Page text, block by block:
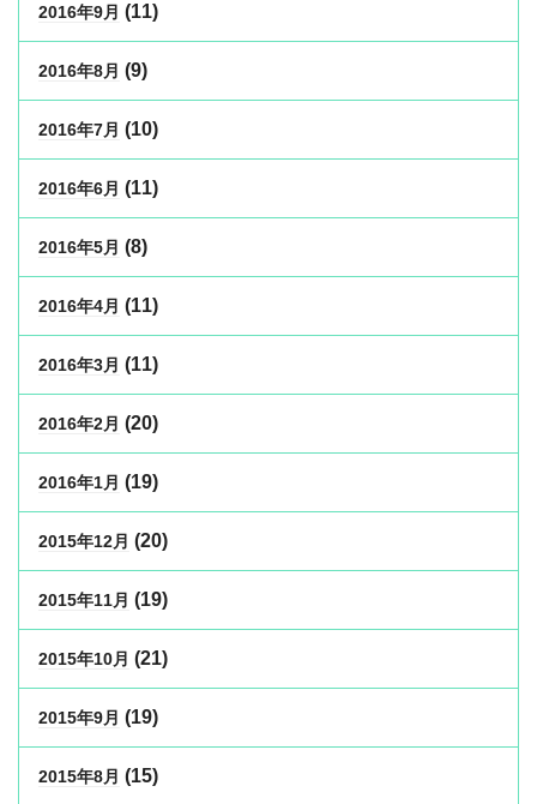
2016年9月 (11)
2016年8月 (9)
2016年7月 (10)
2016年6月 (11)
2016年5月 (8)
2016年4月 (11)
2016年3月 (11)
2016年2月 (20)
2016年1月 (19)
2015年12月 (20)
2015年11月 (19)
2015年10月 (21)
2015年9月 (19)
2015年8月 (15)